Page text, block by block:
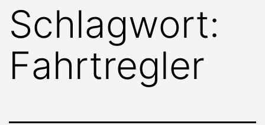
Schlagwort:
Fahrtregler